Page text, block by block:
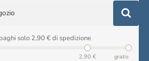
solo 2,90 € di spedizione
2,90 € gratis